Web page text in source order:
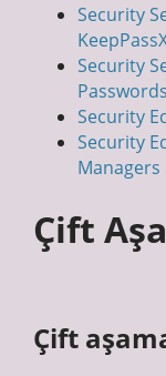
Security
Security
Passwords
Security
Security
Managers
Çift
Çift